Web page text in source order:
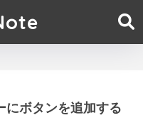
にボタンを追加する